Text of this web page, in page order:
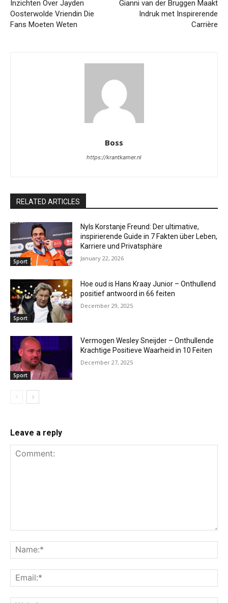
Inzichten Over Jayden
Oosterwolde Vriendin Die
Fans Moeten Weten
Gianni van der Bruggen Maakt
Indruk met Inspirerende
Carrière
Boss
https://krantkamer.nl
RELATED ARTICLES
Sport
Nyls Korstanje Freund: Der ultimative,
inspirierende Guide in 7 Fakten über Leben,
Karriere und Privatsphäre
January 22, 2026
Sport
Hoe oud is Hans Kraay Junior – Onthullend
positief antwoord in 66 feiten
December 29, 2025
Sport
Vermogen Wesley Sneijder – Onthullende
Krachtige Positieve Waarheid in 10 Feiten
December 27, 2025
Leave a reply